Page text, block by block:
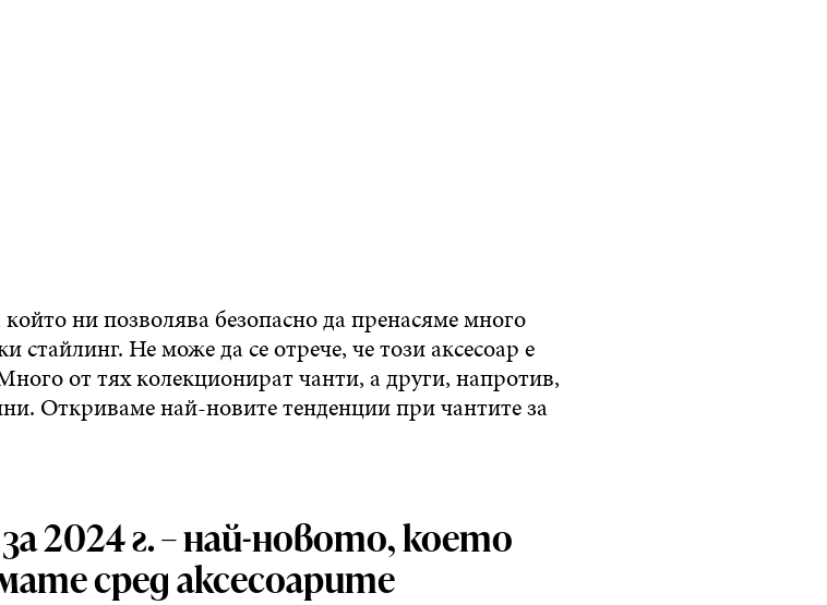
ни позволява безопасно да пренасяме много
стайлинг. Не може да се отрече, че този аксесоар е
от тях колекционират чанти, а други, напротив,
Откриваме най-новите тенденции при чантите за
2024 г. – най-новото, което
сред аксесоарите